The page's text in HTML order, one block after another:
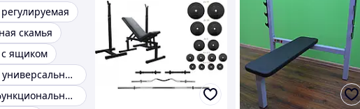
скамья
ящиком
Скамьи универсальные
Многофункциональная скамья